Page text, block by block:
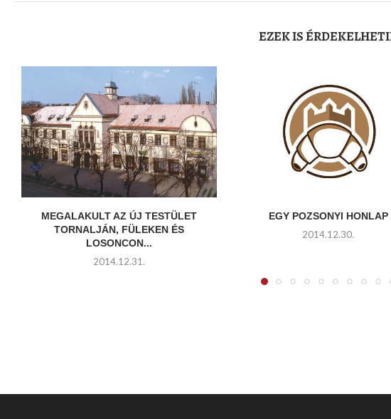
EZEK IS
MEGALAKULT AZ ÚJ TESTÜLET
TORNALJÁN, FÜLEKEN ÉS
LOSONCON...
2014.12.31.
EGY POZSONYI HONLAP
2014.12.30.